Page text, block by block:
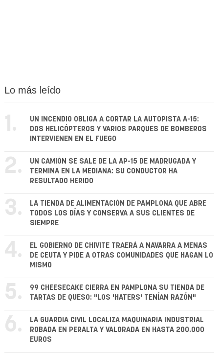
Lo más leído
1.
UN INCENDIO OBLIGA A CORTAR LA AUTOPISTA A-15:
DOS HELICÓPTEROS Y VARIOS PARQUES DE BOMBEROS
INTERVIENEN EN EL FUEGO
2.
UN CAMIÓN SE SALE DE LA AP-15 DE MADRUGADA Y
TERMINA EN LA MEDIANA: SU CONDUCTOR HA
RESULTADO HERIDO
3.
LA TIENDA DE ALIMENTACIÓN DE PAMPLONA QUE ABRE
TODOS LOS DÍAS Y CONSERVA A SUS CLIENTES DE
SIEMPRE
4.
EL GOBIERNO DE CHIVITE TRAERÁ A NAVARRA A MENAS
DE CEUTA Y PIDE A OTRAS COMUNIDADES QUE HAGAN LO
MISMO
5.
99 CHEESECAKE CIERRA EN PAMPLONA SU TIENDA DE
TARTAS DE QUESO: "LOS 'HATERS' TENÍAN RAZÓN"
6.
LA GUARDIA CIVIL LOCALIZA MAQUINARIA INDUSTRIAL
ROBADA EN PERALTA Y VALORADA EN HASTA 200.000
EUROS